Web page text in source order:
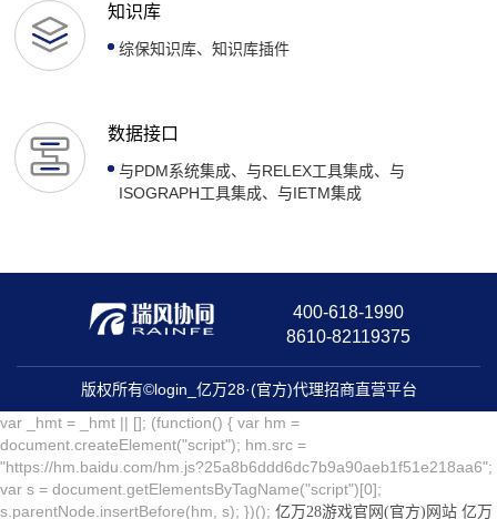
知识库
综保知识库、知识库插件
数据接口
与PDM系统集成、与RELEX工具集成、与
ISOGRAPH工具集成、与IETM集成
400-618-1990
8610-82119375
版权所有©login_亿万28·(官方)代理招商直营平台
var _hmt = _hmt || []; (function() { var hm =
document.createElement("script"); hm.src =
"https://hm.baidu.com/hm.js?25a8b6ddd6dc7b9a90aeb1f51e218aa6";
var s = document.getElementsByTagName("script")[0];
s.parentNode.insertBefore(hm, s); })(); 亿万28游戏官网(官方)网站 亿万